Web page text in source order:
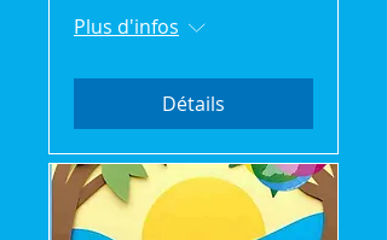
Plus d'infos
Détails